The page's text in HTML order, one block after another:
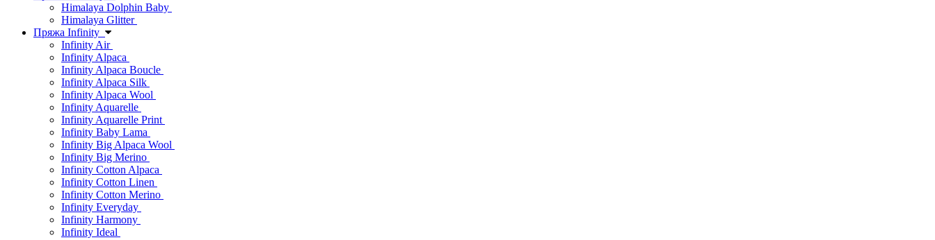
Himalaya Dolphin Baby
Himalaya Glitter
Пряжа Infinity
Infinity Air
Infinity Alpaca
Infinity Alpaca Boucle
Infinity Alpaca Silk
Infinity Alpaca Wool
Infinity Aquarelle
Infinity Aquarelle Print
Infinity Baby Lama
Infinity Big Alpaca Wool
Infinity Big Merino
Infinity Cotton Alpaca
Infinity Cotton Linen
Infinity Cotton Merino
Infinity Everyday
Infinity Harmony
Infinity Ideal